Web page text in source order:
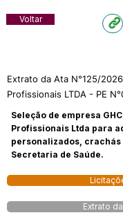
Voltar
Extrato da Ata N°125/
Profissionais LTDA - PE
Seleção de empresa
Profissionais Ltda para
personalizados, crachás
Secretaria de Saúde.
Extrato